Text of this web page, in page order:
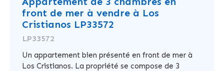
front de mer à vendre à Los
Cristianos LP33572
LP33572
Un appartement bien présenté en front de mer à
Los Cristianos. La propriété se compose de 3